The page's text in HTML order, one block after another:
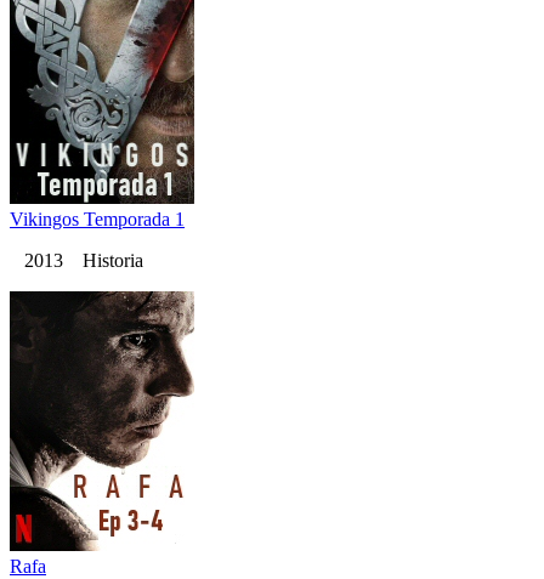
Vikingos Temporada 1
2013 Historia
Rafa